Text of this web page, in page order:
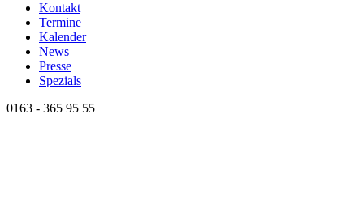
Kontakt
Termine
Kalender
News
Presse
Spezials
0163 - 365 95 55